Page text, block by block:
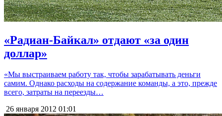
«Радиан-Байкал» отдают «за один
доллар»
«Мы выстраиваем работу так, чтобы зарабатывать деньги
самим. Однако расходы на содержание команды, а это, прежде
всего, затраты на переезды…
26 января 2012 01:01